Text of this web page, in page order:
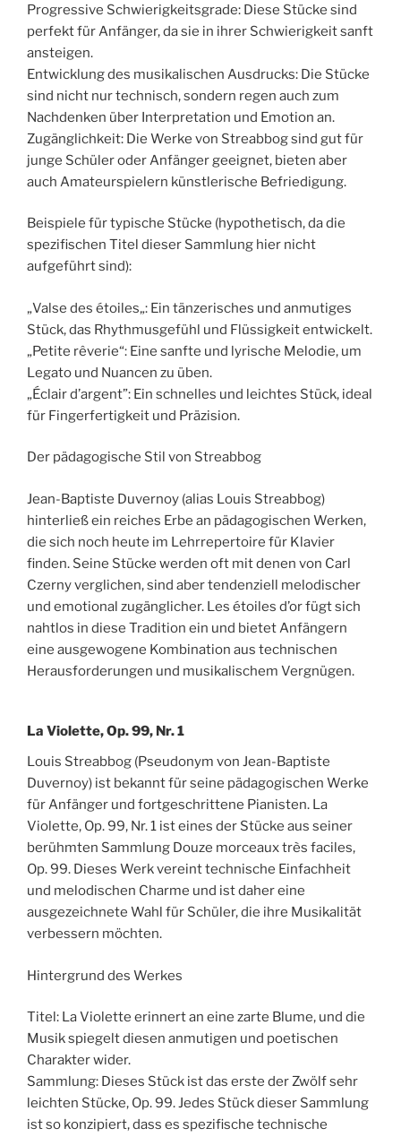
Progressive Schwierigkeitsgrade: Diese Stücke sind
perfekt für Anfänger, da sie in ihrer Schwierigkeit sanft
ansteigen.
Entwicklung des musikalischen Ausdrucks: Die Stücke
sind nicht nur technisch, sondern regen auch zum
Nachdenken über Interpretation und Emotion an.
Zugänglichkeit: Die Werke von Streabbog sind gut für
junge Schüler oder Anfänger geeignet, bieten aber
auch Amateurspielern künstlerische Befriedigung.
Beispiele für typische Stücke (hypothetisch, da die
spezifischen Titel dieser Sammlung hier nicht
aufgeführt sind):
„Valse des étoiles„: Ein tänzerisches und anmutiges
Stück, das Rhythmusgefühl und Flüssigkeit entwickelt.
„Petite rêverie“: Eine sanfte und lyrische Melodie, um
Legato und Nuancen zu üben.
„Éclair d’argent”: Ein schnelles und leichtes Stück, ideal
für Fingerfertigkeit und Präzision.
Der pädagogische Stil von Streabbog
Jean-Baptiste Duvernoy (alias Louis Streabbog)
hinterließ ein reiches Erbe an pädagogischen Werken,
die sich noch heute im Lehrrepertoire für Klavier
finden. Seine Stücke werden oft mit denen von Carl
Czerny verglichen, sind aber tendenziell melodischer
und emotional zugänglicher. Les étoiles d’or fügt sich
nahtlos in diese Tradition ein und bietet Anfängern
eine ausgewogene Kombination aus technischen
Herausforderungen und musikalischem Vergnügen.
La Violette, Op. 99, Nr. 1
Louis Streabbog (Pseudonym von Jean-Baptiste
Duvernoy) ist bekannt für seine pädagogischen Werke
für Anfänger und fortgeschrittene Pianisten. La
Violette, Op. 99, Nr. 1 ist eines der Stücke aus seiner
berühmten Sammlung Douze morceaux très faciles,
Op. 99. Dieses Werk vereint technische Einfachheit
und melodischen Charme und ist daher eine
ausgezeichnete Wahl für Schüler, die ihre Musikalität
verbessern möchten.
Hintergrund des Werkes
Titel: La Violette erinnert an eine zarte Blume, und die
Musik spiegelt diesen anmutigen und poetischen
Charakter wider.
Sammlung: Dieses Stück ist das erste der Zwölf sehr
leichten Stücke, Op. 99. Jedes Stück dieser Sammlung
ist so konzipiert, dass es spezifische technische